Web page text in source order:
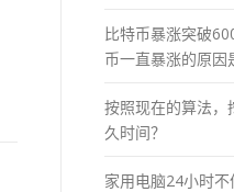
比特币暴涨突破
币一直暴涨的原因
按照现在的算法，
久时间？
家用电脑24小时